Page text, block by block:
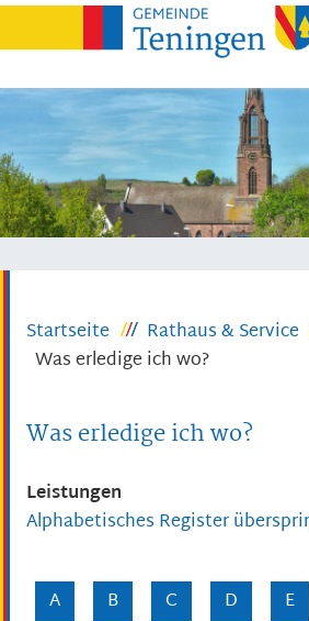
Startseite Rathaus & Service
Was erledige ich wo?
Was erledige ich wo?
Leistungen
Alphabetisches Register
A B C D E